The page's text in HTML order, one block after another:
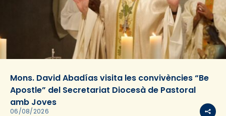
Mons. David Abadías visita les convivències “Be
Apostle” del Secretariat Diocesà de Pastoral
amb Joves
06/08/2026